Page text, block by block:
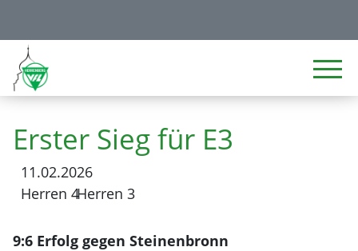
Erster Sieg für E3
11.02.2026
Herren 4Herren 3
9:6 Erfolg gegen Steinenbronn